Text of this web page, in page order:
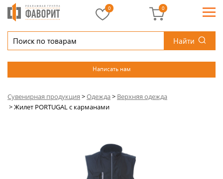
Найти
Написать нам
0 0
Сувенирная продукция >Одежда> Верхняя одежда
>Жилет PORTUGAL c карманами